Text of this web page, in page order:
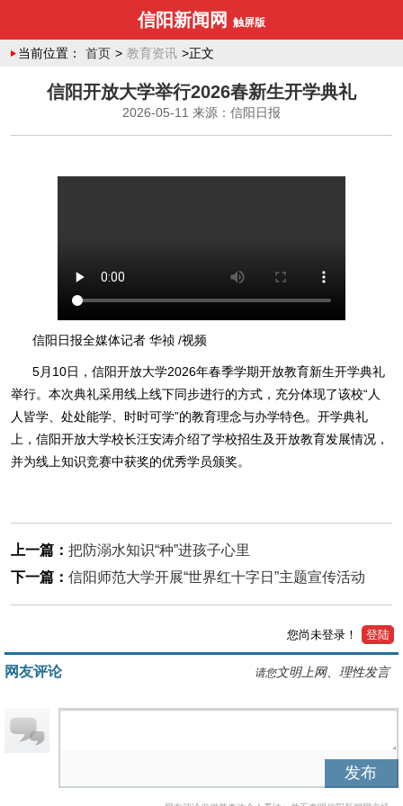
信阳新闻网 触屏版
当前位置： 首页 > 教育资讯 >正文
信阳开放大学举行2026春新生开学典礼
2026-05-11 来源：信阳日报
信阳日报全媒体记者 华祯 /视频
5月10日，信阳开放大学2026年春季学期开放教育新生开学典礼
举行。本次典礼采用线上线下同步进行的方式，充分体现了该校“人
人皆学、处处能学、时时可学”的教育理念与办学特色。开学典礼
上，信阳开放大学校长汪安涛介绍了学校招生及开放教育发展情况，
并为线上知识竞赛中获奖的优秀学员颁奖。
上一篇： 把防溺水知识“种”进孩子心里
下一篇： 信阳师范大学开展“世界红十字日”主题宣传活动
您尚未登录！ 登陆
请您文明上网、理性发言
网友评论
发布